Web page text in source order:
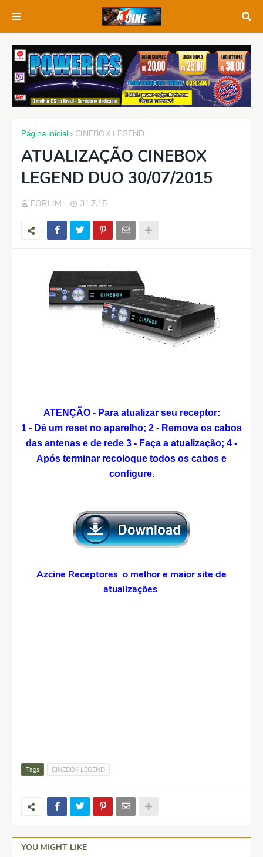
Página inicial CINEBOX LEGEND
ATUALIZAÇÃO CINEBOX
LEGEND DUO 30/07/2015
FORLIM 31.7.15
ATENÇÃO - Para atualizar seu receptor:
1 - Dê um reset no aparelho; 2 - Remova os cabos
das antenas e de rede 3 - Faça a atualização; 4 -
Após terminar recoloque todos os cabos e
configure.
Azcine Receptores o melhor e maior site de
atualizações
Tags CINEBOX LEGEND
YOU MIGHT LIKE